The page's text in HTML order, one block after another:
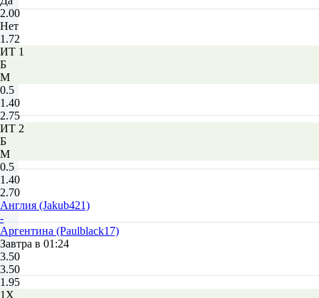
2.00
Нет
1.72
ИТ 1
Б
М
0.5
1.40
2.75
ИТ 2
Б
М
0.5
1.40
2.70
Англия (Jakub421)
-
Аргентина (Paulblack17)
Завтра в 01:24
3.50
3.50
1.95
1X